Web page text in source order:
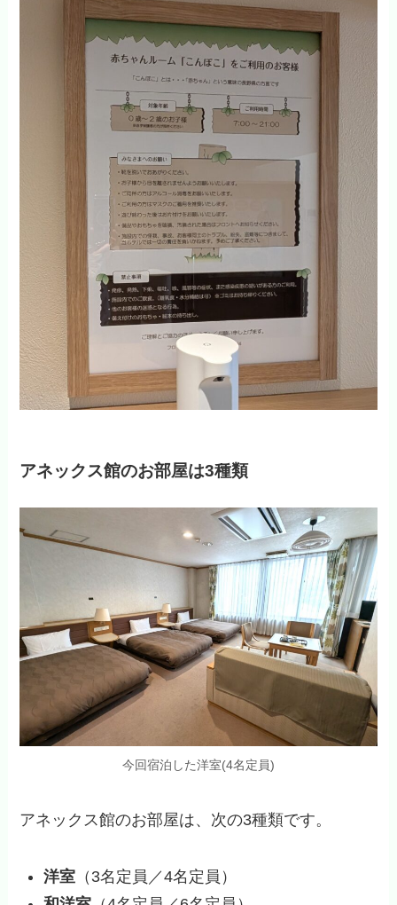
アネックス館のお部屋は3種類
今回宿泊した洋室(4名定員)
アネックス館のお部屋は、次の3種類です。
洋室 （3名定員／4名定員）